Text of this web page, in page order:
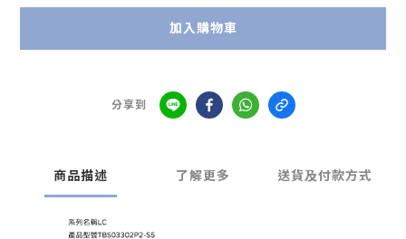
加入購物車
分享到
商品描述 了解更多 送貨及付款方式